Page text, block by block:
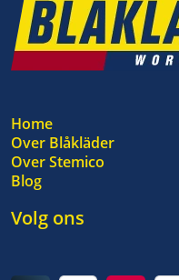
Home
Over Blåkläder
Over Stemico
Blog
Volg ons